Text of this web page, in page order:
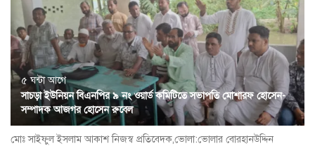
৫ ঘন্টা আগে
সাচড়া ইউনিয়ন বিএনপির ৯ নং ওয়ার্ড কমিটিতে সভাপতি মোশারফ হোসেন-
সম্পাদক আজগর হোসেন রুবেল
মোঃ সাইফুল ইসলাম আকাশ নিজস্ব প্রতিবেদক,ভোলা:ভোলার বোরহানউদ্দিন